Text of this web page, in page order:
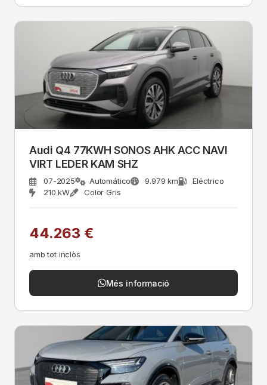
Audi Q4 77KWH SONOS AHK ACC NAVI
VIRT LEDER KAM SHZ
07-2025 Automático 9.979 km
Eléctrico
210 kW
Color Gris
44.263 €
amb tot inclòs
Més informació